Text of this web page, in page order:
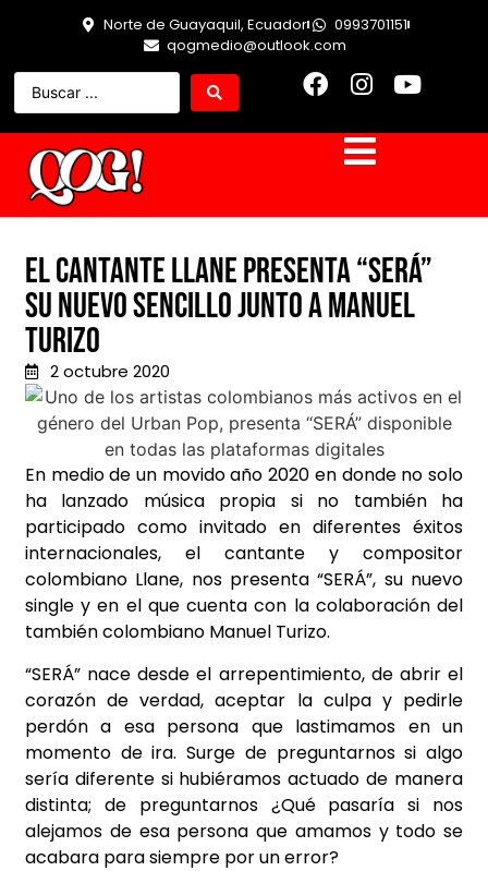
Norte de Guayaquil, Ecuador
0993701151
qogmedio@outlook.com
El cantante Llane presenta “Será”
su nuevo sencillo junto a Manuel
Turizo
2 octubre 2020
En medio de un movido año 2020 en donde no solo
ha lanzado música propia si no también ha
participado como invitado en diferentes éxitos
internacionales, el cantante y compositor
colombiano Llane, nos presenta “SERÁ”, su nuevo
single y en el que cuenta con la colaboración del
también colombiano Manuel Turizo.
“SERÁ” nace desde el arrepentimiento, de abrir el
corazón de verdad, aceptar la culpa y pedirle
perdón a esa persona que lastimamos en un
momento de ira. Surge de preguntarnos si algo
sería diferente si hubiéramos actuado de manera
distinta; de preguntarnos ¿Qué pasaría si nos
alejamos de esa persona que amamos y todo se
acabara para siempre por un error?